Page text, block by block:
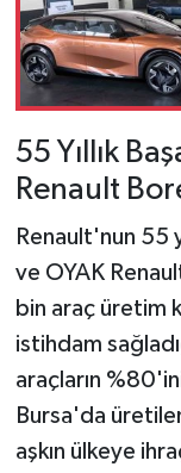
55 Yıllık
Renault
Renault'nun 55
ve OYAK
bin araç üretim
istihdam
araçların
Bursa'da
aşkın ülkeye